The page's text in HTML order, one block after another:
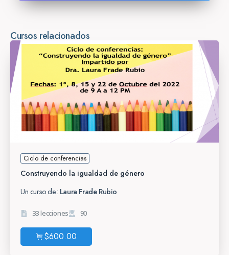
Cursos relacionados
Ciclo de conferencias
Construyendo la igualdad de género
Un curso de: Laura Frade Rubio
33 lecciones 90
$600.00